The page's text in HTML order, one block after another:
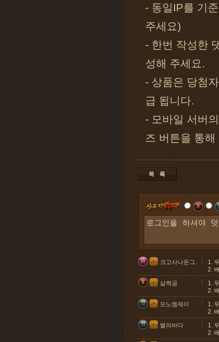
- 동일IP를 기
주세요)
- 한번 작성한
성해 주세요.
- 상품은 당첨
급 됩니다.
- 모바일 서버
즈 버튼을 통
크고사나운그..
1.
2.
살짝곰
1.
2.
모노엠제이
1.
2.
별의바다
1.
2.